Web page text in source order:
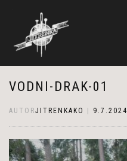
VODNI-DRAK-01
AUTORJITRENKAKO 9.7.2024